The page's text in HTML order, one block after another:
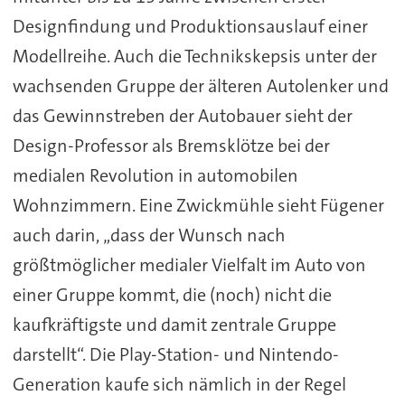
Designfindung und Produktionsauslauf einer
Modellreihe. Auch die Technikskepsis unter der
wachsenden Gruppe der älteren Autolenker und
das Gewinnstreben der Autobauer sieht der
Design-Professor als Bremsklötze bei der
medialen Revolution in automobilen
Wohnzimmern. Eine Zwickmühle sieht Fügener
auch darin, „dass der Wunsch nach
größtmöglicher medialer Vielfalt im Auto von
einer Gruppe kommt, die (noch) nicht die
kaufkräftigste und damit zentrale Gruppe
darstellt“. Die Play-Station- und Nintendo-
Generation kaufe sich nämlich in der Regel